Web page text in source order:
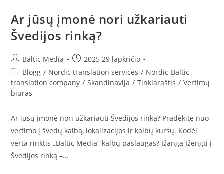
Ar jūsų įmonė nori užkariauti
Švedijos rinką?
Post
author:
Baltic Media
Post
published:
2025 29 lapkričio
Post
category:
Blogg / Nordic translation services / Nordic-Baltic
translation company / Skandinavija / Tinklaraštis / Vertimų
biuras
Ar jūsų įmonė nori užkariauti Švedijos rinką? Pradėkite nuo
vertimo į švedų kalbą, lokalizacijos ir kalbų kursų. Kodėl
verta rinktis „Baltic Media“ kalbų paslaugas? Įžanga Įžengti į
Švedijos rinką –…